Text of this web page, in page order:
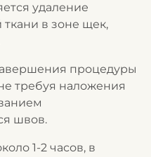
удаление
в зоне щек,
процедуры
требуя наложения
швов.
1-2 часов, в